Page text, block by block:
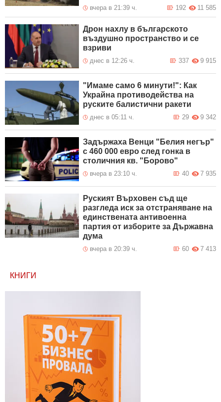
вчера в 21:39 ч. 11 585
192
Дрон нахлу в българското
въздушно пространство и се
взриви
днес в 12:26 ч. 9 915
337
"Имаме само 6 минути!": Как
Украйна противодейства на
руските балистични ракети
днес в 05:11 ч. 9 342
29
Задържаха Венци "Белия негър"
с 460 000 евро след гонка в
столичния кв. "Борово"
вчера в 23:10 ч. 7 935
40
Руският Върховен съд ще
разгледа иск за отстраняване на
единствената антивоенна
партия от изборите за Държавна
дума
вчера в 20:39 ч. 7 413
60
КНИГИ